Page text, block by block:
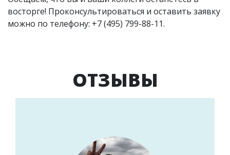
восторге! Проконсультироваться и оставить заявку
можно по телефону: +7 (495) 799-88-11.
ОТЗЫВЫ